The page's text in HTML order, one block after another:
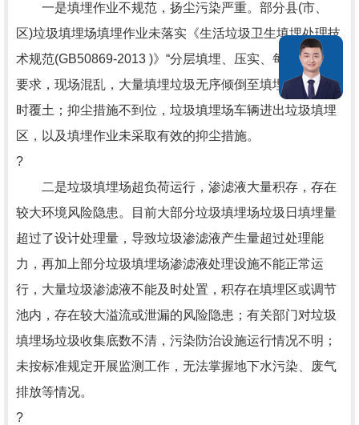
一是填埋作业不规范，扬尘污染严重。部分县(市、
区)垃圾填埋场填埋作业未落实《生活垃圾卫生填埋处理技
术规范(GB50869-2013 )》“分层填埋、压实、每日覆土”的
要求，现场混乱，大量填埋垃圾无序倾倒至填埋区，未及
时覆土；抑尘措施不到位，垃圾填埋场车辆进出垃圾填埋
区，以及填埋作业未采取有效的抑尘措施。
?
二是垃圾填埋场超负荷运行，渗滤液大量积存，存在
较大环境风险隐患。目前大部分垃圾填埋场垃圾日填埋量
超过了设计处理量，导致垃圾渗滤液产生量超过处理能
力，再加上部分垃圾填埋场渗滤液处理设施不能正常运
行，大量垃圾渗滤液不能及时处置，积存在填埋区或调节
池内，存在较大溢流或泄漏的风险隐患；有关部门对垃圾
填埋场垃圾收集底数不清，污染防治设施运行情况不明；
未按标准规定开展监测工作，无法掌握地下水污染、废气
排放等情况。
?